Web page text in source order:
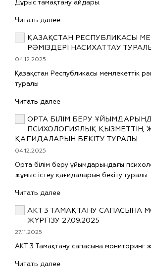
Дұрыс тамақтану айдары.
Читать далее
ҚАЗАҚСТАН РЕСПУБЛИКАСЫ
РӘМІЗДЕРІ НАСИХАТТАУ
04.12.2025
Қазақстан Республикасы мемлекеттік
туралы
Читать далее
ОРТА БІЛІМ БЕРУ
ПСИХОЛОГИЯЛЫҚ ҚЫЗМЕТТІҢ
ҚАҒИДАЛАРЫН БЕКІТУ ТУРАЛЫ
04.12.2025
Орта білім беру ұйымдарындағы
жұмыс істеу қағидаларын бекіту туралы
Читать далее
АКТ 3 ТАМАҚТАНУ САПАСЫНА
ЖҮРГІЗУ 27.09.2025
27.11.2025
АКТ 3 Тамақтану сапасына мониторинг
Читать далее